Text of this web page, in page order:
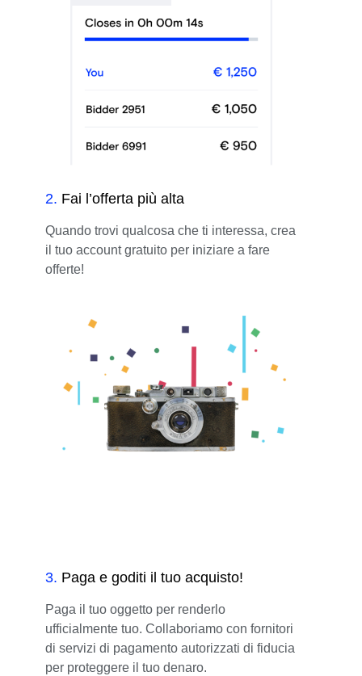
2. Fai l’offerta più alta
Quando trovi qualcosa che ti interessa, crea
il tuo account gratuito per iniziare a fare
offerte!
3. Paga e goditi il tuo acquisto!
Paga il tuo oggetto per renderlo
ufficialmente tuo. Collaboriamo con fornitori
di servizi di pagamento autorizzati di fiducia
per proteggere il tuo denaro.